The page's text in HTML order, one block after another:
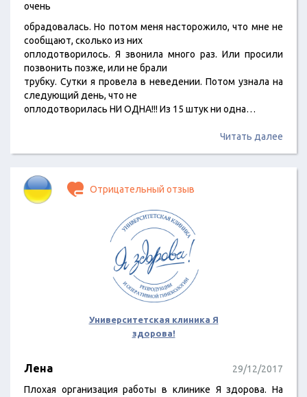
очень
обрадовалась. Но потом меня насторожило, что мне не
сообщают, сколько из них
оплодотворилось. Я звонила много раз. Или просили
позвонить позже, или не брали
трубку. Сутки я провела в неведении. Потом узнала на
следующий день, что не
оплодотворилась НИ ОДНА!!! Из 15 штук ни одна…
Читать далее
Отрицательный отзыв
Университетская клиника Я
здорова!
Лена
29/12/2017
Плохая организация работы в клинике Я здорова. На